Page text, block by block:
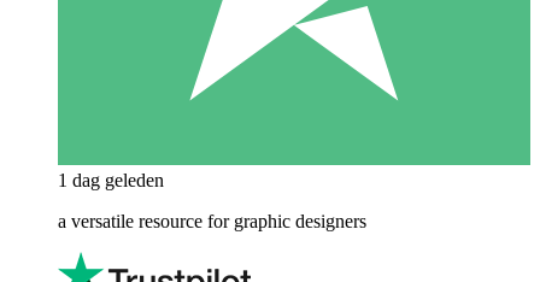
1 dag geleden
a versatile resource for graphic designers